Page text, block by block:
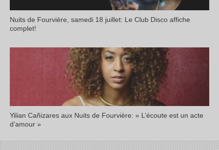
Nuits de Fourvière, samedi 18 juillet: Le Club Disco affiche
complet!
Yilian Cañizares aux Nuits de Fourvière: « L’écoute est un acte
d’amour »